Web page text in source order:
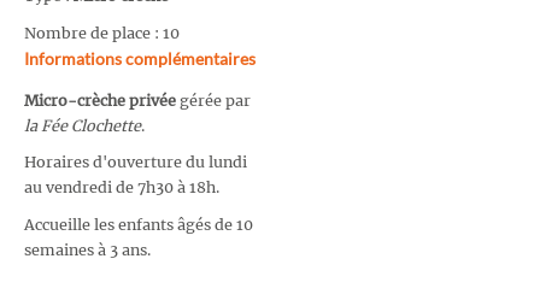
Nombre de place : 10
Informations complémentaires
Micro-crèche privée gérée par
la Fée Clochette.
Horaires d'ouverture du lundi
au vendredi de 7h30 à 18h.
Accueille les enfants âgés de 10
semaines à 3 ans.